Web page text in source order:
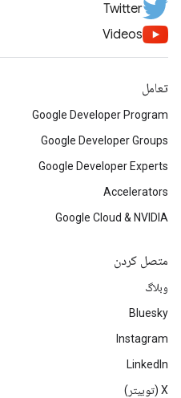
Twitter
Videos
تعامل
Google Developer Program
Google Developer Groups
Google Developer Experts
Accelerators
Google Cloud & NVIDIA
متصل کردن
وبلاگ
Bluesky
Instagram
LinkedIn
‫X (توییتر)